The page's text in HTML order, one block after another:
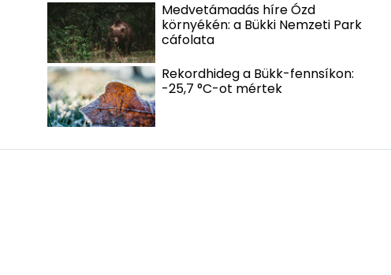
Medvetámadás híre Ózd
környékén: a Bükki Nemzeti Park
cáfolata
Rekordhideg a Bükk-fennsíkon:
-25,7 °C-ot mértek